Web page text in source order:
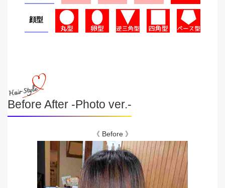
顔型
Before After -Photo ver.-
《 Before 》